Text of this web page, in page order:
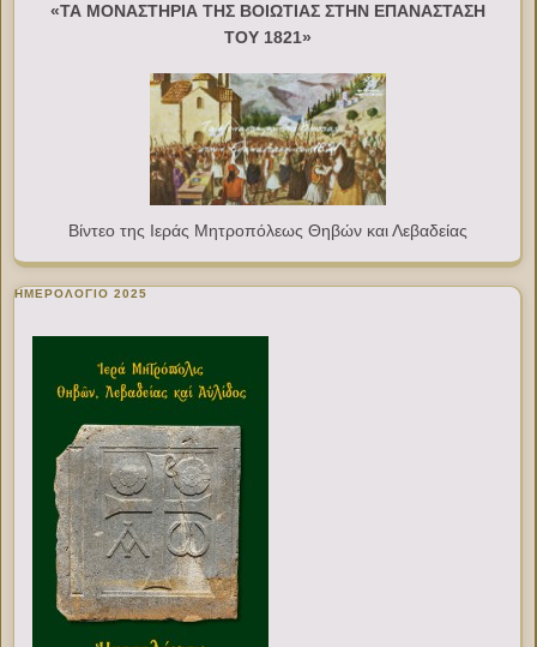
«ΤΑ ΜΟΝΑΣΤΗΡΙΑ ΤΗΣ ΒΟΙΩΤΙΑΣ ΣΤΗΝ ΕΠΑΝΑΣΤΑΣΗ
ΤΟΥ 1821»
Βίντεο της Ιεράς Μητροπόλεως Θηβών και Λεβαδείας
ΗΜΕΡΟΛΟΓΙΟ 2025